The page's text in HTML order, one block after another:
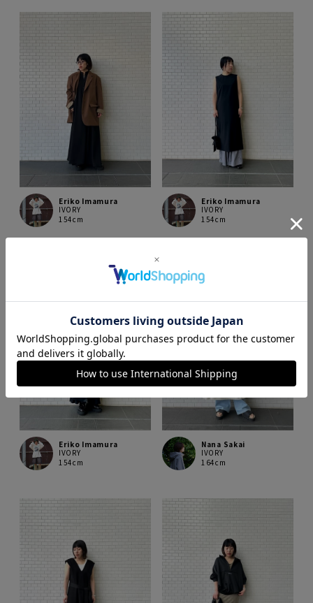
Eriko Imamura
IVORY
154cm
Eriko Imamura
IVORY
154cm
Eriko Imamura
IVORY
154cm
Nana Sakai
IVORY
164cm